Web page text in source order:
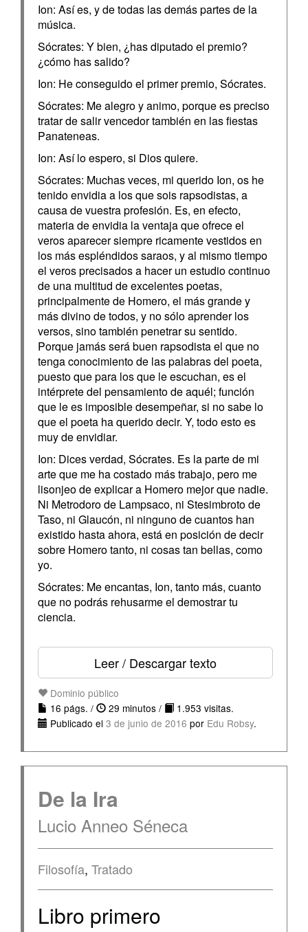
Ion: Así es, y de todas las demás partes de la
música.
Sócrates: Y bien, ¿has diputado el premio?
¿cómo has salido?
Ion: He conseguido el primer premio, Sócrates.
Sócrates: Me alegro y animo, porque es preciso
tratar de salir vencedor también en las fiestas
Panateneas.
Ion: Así lo espero, si Dios quiere.
Sócrates: Muchas veces, mi querido Ion, os he
tenido envidia a los que sois rapsodistas, a
causa de vuestra profesión. Es, en efecto,
materia de envidia la ventaja que ofrece el
veros aparecer siempre ricamente vestidos en
los más espléndidos saraos, y al mismo tiempo
el veros precisados a hacer un estudio continuo
de una multitud de excelentes poetas,
principalmente de Homero, el más grande y
más divino de todos, y no sólo aprender los
versos, sino también penetrar su sentido.
Porque jamás será buen rapsodista el que no
tenga conocimiento de las palabras del poeta,
puesto que para los que le escuchan, es el
intérprete del pensamiento de aquél; función
que le es imposible desempeñar, si no sabe lo
que el poeta ha querido decir. Y, todo esto es
muy de envidiar.
Ion: Dices verdad, Sócrates. Es la parte de mi
arte que me ha costado más trabajo, pero me
lisonjeo de explicar a Homero mejor que nadie.
Ni Metrodoro de Lampsaco, ni Stesimbroto de
Taso, ni Glaucón, ni ninguno de cuantos han
existido hasta ahora, está en posición de decir
sobre Homero tanto, ni cosas tan bellas, como
yo.
Sócrates: Me encantas, Ion, tanto más, cuanto
que no podrás rehusarme el demostrar tu
ciencia.
Leer / Descargar texto
Dominio público
16 págs. /
29 minutos /
1.953 visitas.
Publicado el 3 de junio de 2016 por Edu Robsy.
De la Ira
Lucio Anneo Séneca
Filosofía, Tratado
Libro primero